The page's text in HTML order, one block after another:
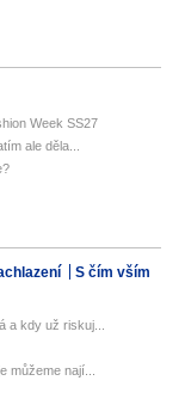
Week SS27
ale děla...
S čím vším
a kdy už riskuj...
můžeme nají...